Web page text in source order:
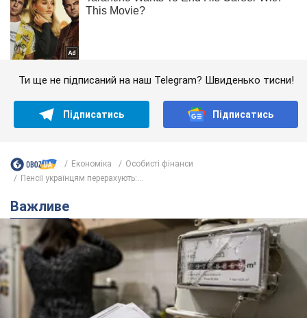
Ти ще не підписаний на наш Telegram? Швиденько тисни!
Підписатись Підписатись
Економіка
Особисті фінанси
Пенсії українцям перерахують:...
Важливе